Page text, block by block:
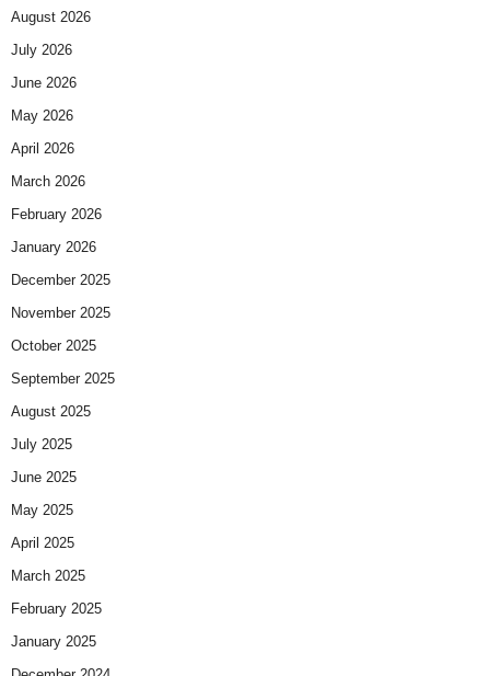
August 2026
July 2026
June 2026
May 2026
April 2026
March 2026
February 2026
January 2026
December 2025
November 2025
October 2025
September 2025
August 2025
July 2025
June 2025
May 2025
April 2025
March 2025
February 2025
January 2025